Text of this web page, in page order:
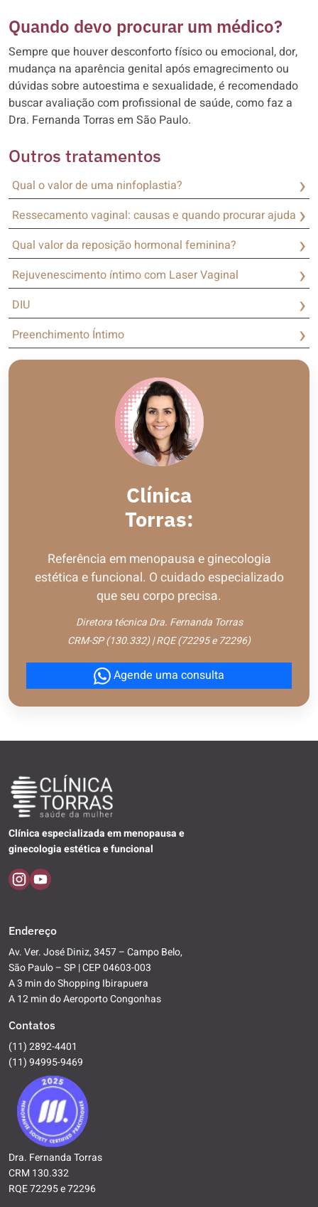
Quando devo procurar um médico?
Sempre que houver desconforto físico ou emocional, dor,
mudança na aparência genital após emagrecimento ou
dúvidas sobre autoestima e sexualidade, é recomendado
buscar avaliação com profissional de saúde, como faz a
Dra. Fernanda Torras em São Paulo.
Outros tratamentos
Qual o valor de uma ninfoplastia?
Ressecamento vaginal: causas e quando procurar ajuda
Qual valor da reposição hormonal feminina?
Rejuvenescimento íntimo com Laser Vaginal
DIU
Preenchimento Íntimo
Clínica
Torras:
Referência em menopausa e ginecologia
estética e funcional. O cuidado especializado
que seu corpo precisa.
Diretora técnica Dra. Fernanda Torras
CRM-SP (130.332) | RQE (72295 e 72296)
Agende uma consulta
Clínica especializada em menopausa e
ginecologia estética e funcional
Endereço
Av. Ver. José Diniz, 3457 – Campo Belo,
São Paulo – SP | CEP 04603-003
A 3 min do Shopping Ibirapuera
A 12 min do Aeroporto Congonhas
Contatos
(11) 2892-4401
(11) 94995-9469
Dra. Fernanda Torras
CRM 130.332
RQE 72295 e 72296